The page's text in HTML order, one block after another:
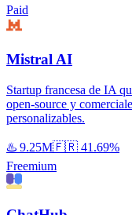
Paid
Mistral AI
Startup francesa de IA
open-source y
personalizables.
♨️ 9.25M🇫🇷 41.69%
Freemium